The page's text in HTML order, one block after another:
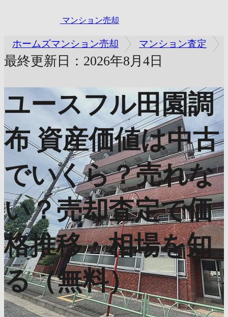
マンション売却
ホームズマンション売却 マンション査定
最終更新日：2026年8月4日
ユースフル田園調
布 資産価値は中古
でいくら？売れな
い？売却査定で価
格推移・相場を知
る（無料）